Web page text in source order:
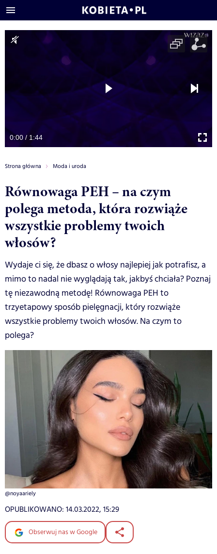
0:00 / 1:44
Strona główna Moda i uroda
Równowaga PEH – na czym
polega metoda, która rozwiąże
wszystkie problemy twoich
włosów?
Wydaje ci się, że dbasz o włosy najlepiej jak potrafisz, a
mimo to nadal nie wyglądają tak, jakbyś chciała? Poznaj
tę niezawodną metodę! Równowaga PEH to
trzyetapowy sposób pielęgnacji, który rozwiąże
wszystkie problemy twoich włosów. Na czym to
polega?
@noyaariely
OPUBLIKOWANO: 14.03.2022, 15:29
Obserwuj nas w Google